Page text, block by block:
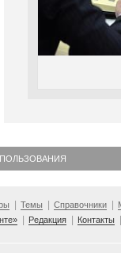
Темы Справочники
Редакция Контакты